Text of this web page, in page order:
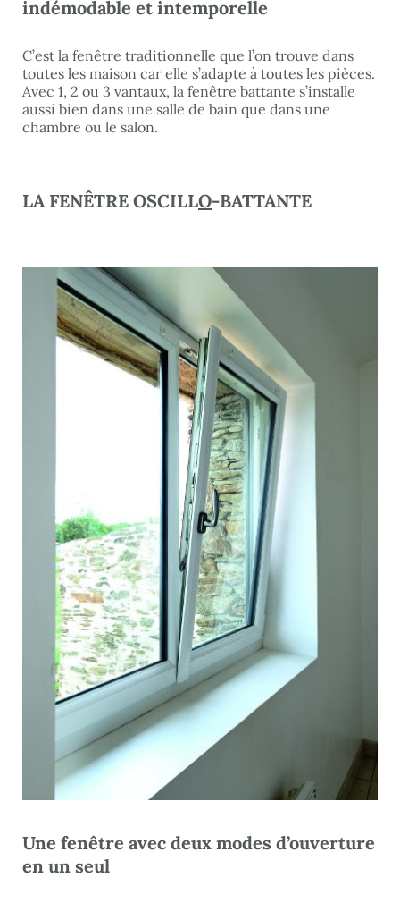
indémodable et intemporelle
C’est la fenêtre traditionnelle que l’on trouve dans
toutes les maison car elle s’adapte à toutes les pièces.
Avec 1, 2 ou 3 vantaux, la fenêtre battante s’installe
aussi bien dans une salle de bain que dans une
chambre ou le salon.
LA FENÊTRE OSCILLO-BATTANTE
Une fenêtre avec deux modes d’ouverture
en un seul